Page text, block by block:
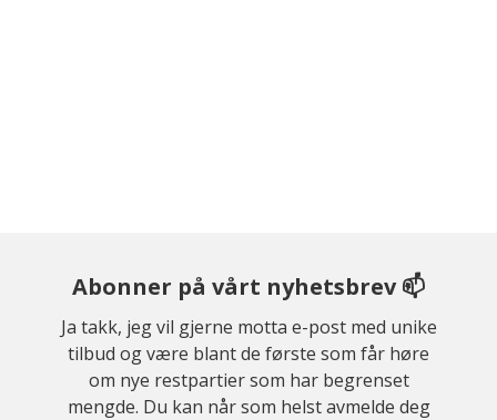
Abonner på vårt nyhetsbrev 📫
Ja takk, jeg vil gjerne motta e-post med unike
tilbud og være blant de første som får høre
om nye restpartier som har begrenset
mengde. Du kan når som helst avmelde deg